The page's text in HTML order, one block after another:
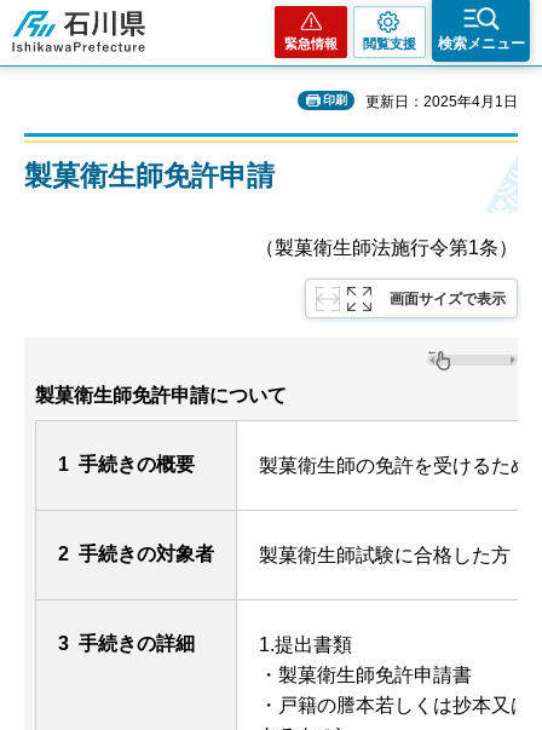
石川県
緊急情報 閲覧支援 検索メニュー
印刷 更新日：2025年4月1日
製菓衛生師免許申請
（製菓衛生師法施行令第1条）
画面サイズで表示
製菓衛生師免許申請について
1 手続きの概要 製菓衛生師の免許を受けるため
2 手続きの対象者 製菓衛生師試験に合格した方
3 手続きの詳細
1.提出書類
・製菓衛生師免許申請書
・戸籍の謄本若しくは抄本又